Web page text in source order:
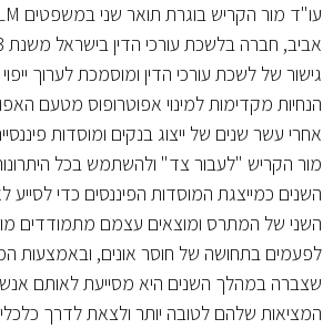
גישור של לשכת עורכי הדין ומוסמכת לערוך
הנחיות מקדימות למינוי אפוטרופוס מטעם
אחרי עשר שנים של ייצוג בנקים ומוסדות
מור הקריש "לעבור צד" ולהשתמש בכל
השנים כמייצגת המוסדות הפיננסים כדי לסייע
השני של המתרס ומוצאים עצמם מתמודדים
לפעמים בתחושה של חוסר אונים, ובאמצעות
שצברה במהלך השנים היא מסייעת לאותם
המציאות שלהם לטובה יותר ולצאת לדרך